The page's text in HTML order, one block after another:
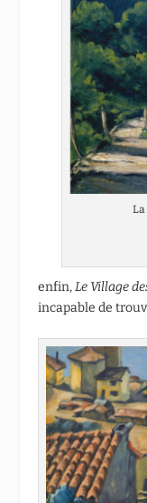
La
enfin,Le Village
incapable de